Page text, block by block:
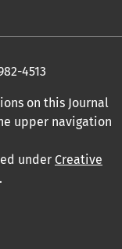
4513
on this Journal
upper navigation
under Creative
.